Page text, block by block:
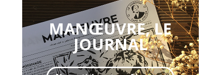
MANŒUVRE, LE
JOURNAL